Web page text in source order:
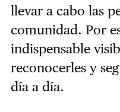
llevar a cabo las
comunidad. Por
indispensable
reconocerles y
día a día.